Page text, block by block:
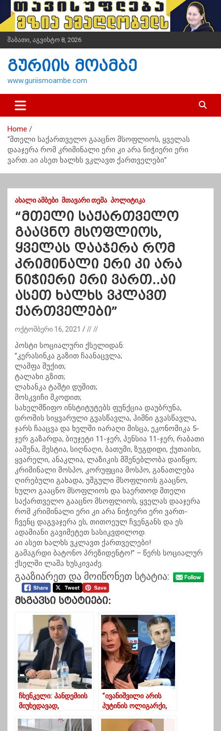
i
t
n
შაბათი, აგვისტო 8, 2026
გურიის მოამბე
www.guriismoambe.com
Home
“მთელი საქართველო გააცნო მსოფლიოს, ყველას
დააჯერა რომ კრიმინალი ერი კი არა ნიჭიერი ერი
ვართ..აი ასეთ ხალხს ვკლავთ ქართველები”
ᲐᲮᲐᲚᲘ ᲐᲛᲑᲔᲑᲘ ᲛᲗᲐᲕᲐᲠᲘ ᲗᲔᲛᲐ ᲞᲝᲚᲘᲢᲘᲙᲐ
“მთელი საქართველო
გააცნო მსოფლიოს,
ყველას დააჯერა რომ
კრიმინალი ერი კი არა
ნიჭიერი ერი ვართ..აი
ასეთ ხალხს ვკლავთ
ქართველები”
ოქტომბერი 16, 2021 // //
პოსტი სოციალური ქსელიდან:
”კერასინკა გაზით ჩაანაცვლა;
ლამფა შუქით;
ტალახი გზით;
ლახანკა ტაშტი დუშით;
მოსკვიჩი შკოდით;
სახელმწიფო ინსტიტუტებს ფუნქცია დაუბრუნა,
დროშის სიყვარული გვასწავლა, ჰიმნი გვასწავლა,
ჯარს ჩააცვა და ხელში იარაღი მისცა, ეკონომიკა 5-
ჯერ გაზარდა, ბიუჯეტი 11-ჯერ, პენსია 11-ჯერ, რაბათი
ააშენა, მესტია, სიღნაღი, ბათუმი, ზუგდიდი, ქუთაისი,
ყვარელი, ანაკლია, ლაზიკის მშენებლობა დაიწყო;
კრიმინალი მოსპო, კორუფცია მოსპო, განათლება
ღირებული გახადა, უშგული მსოფლიოს გააცნო,
ხულო გააცნო მსოფლიოს და საერთოდ მთელი
საქართველო გააცნო მსოფლიოს, ყველას დააჯერა
რომ კრიმინალი ერი კი არა ნიჭიერი ერი ვართ-
ჩვენც დაგვაჯერა ეს, თითოეულ ჩვენგანს და ეს
ადამიანი გავიმეტეთ სასიკვდილოდ.
აი ასეთ ხალხს ვკლავთ ქართველები!
გამაგრდი ბატონო პრეზიდენტო!” – წერს სოციალურ
ქსელში ლაშა ხუსკივაძე.
გააზიარეთ და მოიწონეთ სტატია:
Მსგავსი Სტატიები:
ჩხენკელი: პანდემიის
მიუხედავად,
უზრუნველყოფა
“ივანიშვილი არის
პუტინის ოლიგარქი,
დასავლეთისთვის